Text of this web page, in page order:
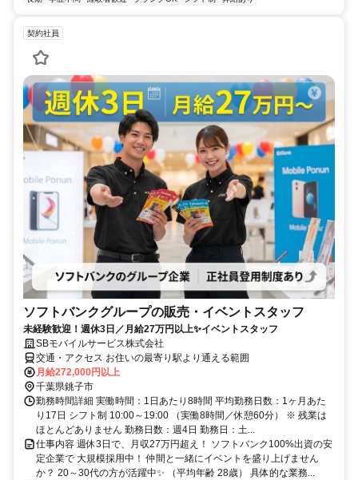
契約社員
ソフトバンクグループの販売・イベントスタッフ
未経験歓迎！週休3日／月給27万円以上✨イベントスタッフ
SBモバイルサービス株式会社
交通・アクセス お住いの最寄り駅より通える範囲
月給272,000円以上
千葉県銚子市
勤務時間詳細 実働時間：1日あたり8時間 平均勤務日数：1ヶ月あた
り17日 シフト制 10:00～19:00 （実働8時間／休憩60分） ※ 残業は
ほとんどありません 勤務日数：週4日 勤務日：土...
仕事内容 週休3日で、月収27万円超え！ ソフトバンク100%出資の安
定企業で 大規模採用中！ 仲間と一緒にイベントを盛り上げません
か？ 20～30代の方が活躍中✨ （平均年齢 28歳） 具体的な業務...